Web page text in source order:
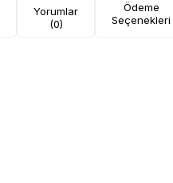
Yorumlar
(0)
Ödeme
Seçenekleri